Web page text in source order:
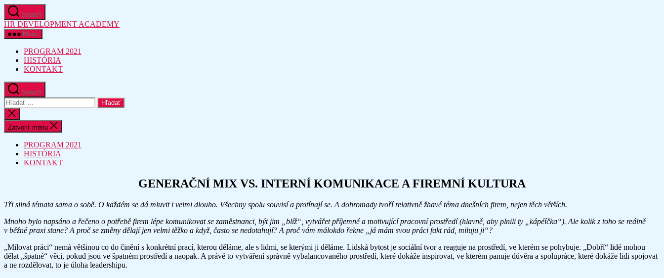
Preskočiť
na
obsah
Search
HR DEVELOPMENT ACADEMY
Menu
PROGRAM 2021
HISTÓRIA
KONTAKT
Search
Vyhľadať:
Zatvoriť
vyhľadávanie
Zatvoriť menu
PROGRAM 2021
HISTÓRIA
KONTAKT
GENERAČNÍ MIX VS. INTERNÍ KOMUNIKACE A FIREMNÍ KULTURA
Tři silná témata sama o sobě. O každém se dá mluvit i velmi dlouho. Všechny spolu souvisí a protínají se. A dohromady tvoří relativně žhavé téma dnešních firem, nejen těch větších.
Mnoho bylo napsáno a řečeno o potřebě firem lépe komunikovat se zaměstnanci, být jim „blíž“, vytvářet příjemné a motivující pracovní prostředí (hlavně, aby plnili ty „kápéíčka“). Ale kolik z toho se reálně
v běžné praxi stane? A proč se změny dělají jen velmi těžko a když, často se nedotahují? A proč vám málokdo řekne „já mám svou práci fakt rád, miluju ji“?
„Milovat práci“ nemá většinou co do činění s konkrétní prací, kterou děláme, ale s lidmi, se kterými ji děláme. Lidská bytost je sociální tvor a reaguje na prostředí, ve kterém se pohybuje. „Dobří“ lidé mohou
dělat „špatné“ věci, pokud jsou ve špatném prostředí a naopak. A právě to vytváření správně vybalancovaného prostředí, které dokáže inspirovat, ve kterém panuje důvěra a spolupráce, které dokáže lidi spojovat
a ne rozdělovat, to je úloha leadershipu.